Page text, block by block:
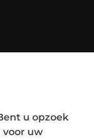
u opzoek
voor uw